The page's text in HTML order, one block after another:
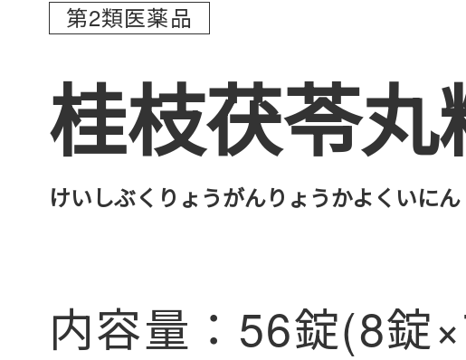
第2類医薬品
桂枝茯苓
けいしぶくりょうがんりょうかよくいにん
内容量： 56錠(8錠